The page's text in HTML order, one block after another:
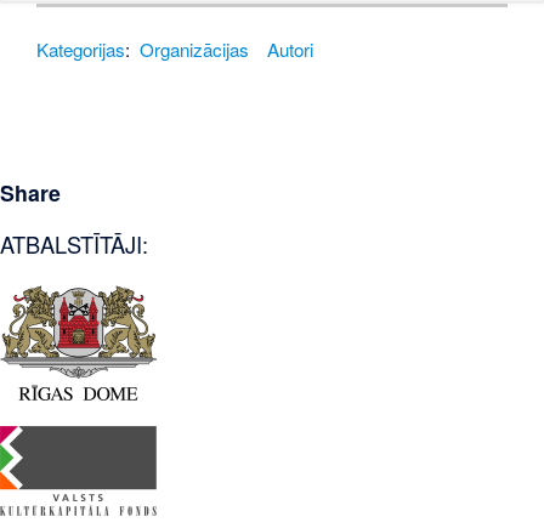
Kategorijas: Organizācijas Autori
Share
ATBALSTĪTĀJI: